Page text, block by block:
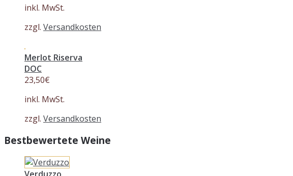
inkl. MwSt.
zzgl. Versandkosten
Merlot Riserva
DOC
23,50€
inkl. MwSt.
zzgl. Versandkosten
Bestbewertete Weine